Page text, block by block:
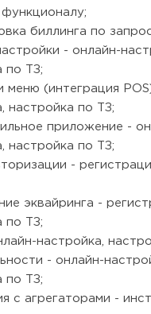
биллинга по
- онлайн-
по ТЗ;
меню (интеграция
настройка по ТЗ;
приложение -
настройка по ТЗ;
-
эквайринга -
по ТЗ;
настройка,
- онлайн-
по ТЗ;
с агрегаторами -